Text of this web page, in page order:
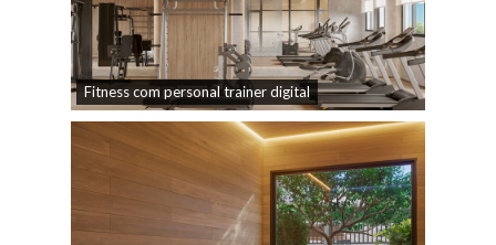
Fitness com personal trainer digital